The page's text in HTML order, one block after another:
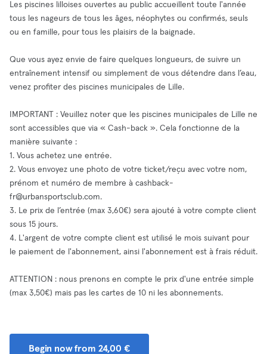
Les piscines lilloises ouvertes au public accueillent toute l'année
tous les nageurs de tous les âges, néophytes ou confirmés, seuls
ou en famille, pour tous les plaisirs de la baignade.
Que vous ayez envie de faire quelques longueurs, de suivre un
entraînement intensif ou simplement de vous détendre dans l’eau,
venez profiter des piscines municipales de Lille.
IMPORTANT : Veuillez noter que les piscines municipales de Lille ne
sont accessibles que via « Cash-back ». Cela fonctionne de la
manière suivante :
1. Vous achetez une entrée.
2. Vous envoyez une photo de votre ticket/reçu avec votre nom,
prénom et numéro de membre à cashback-
fr@urbansportsclub.com.
3. Le prix de l’entrée (max 3,60€) sera ajouté à votre compte client
sous 15 jours.
4. L'argent de votre compte client est utilisé le mois suivant pour
le paiement de l'abonnement, ainsi l'abonnement est à frais réduit.
ATTENTION : nous prenons en compte le prix d'une entrée simple
(max 3,50€) mais pas les cartes de 10 ni les abonnements.
Begin now from 24,00 €